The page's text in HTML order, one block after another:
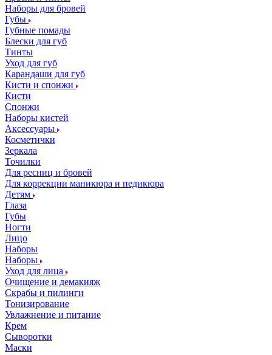
Наборы для бровей
Губы
Губные помады
Блески для губ
Тинты
Уход для губ
Карандаши для губ
Кисти и спонжи
Кисти
Спонжи
Наборы кистей
Аксессуары
Косметички
Зеркала
Точилки
Для ресниц и бровей
Для коррекции маникюра и педикюра
Детям
Глаза
Губы
Ногти
Лицо
Наборы
Наборы
Уход для лица
Очищение и демакияж
Скрабы и пилинги
Тонизирование
Увлажнение и питание
Крем
Сыворотки
Маски